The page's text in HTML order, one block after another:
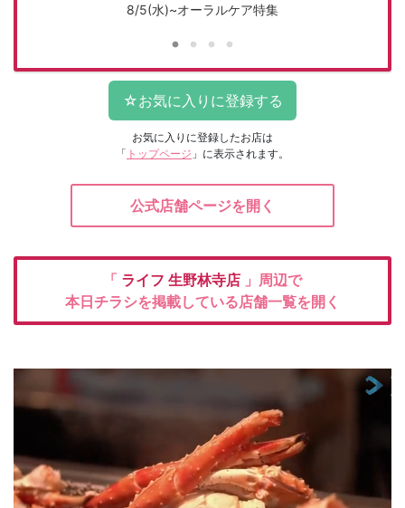
8/5(水)~オーラルケア特集
お気に入りに登録したお店は
「 トップページ 」に表示されます。
公式店舗ページを開く
「 ライフ 生野林寺店 」周辺で
本日チラシを掲載している店舗一覧を開く